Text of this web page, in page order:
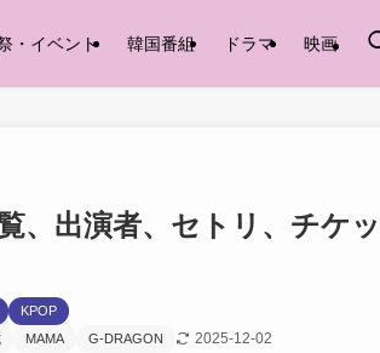
・イベント 韓国番組 ドラマ 映画
、出演者、セトリ、チケッ
KPOP
MAMA G-DRAGON 2025-12-02